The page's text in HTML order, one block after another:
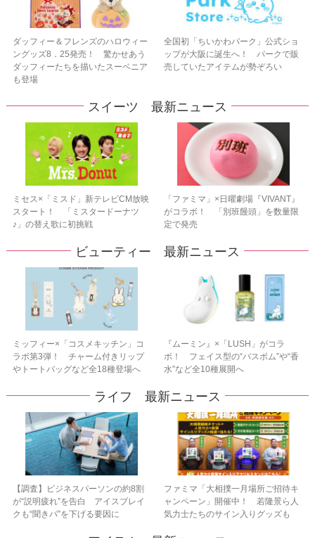
ダッフィー＆フレンズのハロウィー
ングッズ8．25発売！ 驚かせあう
ダッフィーたちを描いたスーベニア
も登場
全国初「ちいかわパーク」公式ショ
ップが大阪に誕生へ！ パークで販
売していたアイテムが勢ぞろい
スイーツ 最新ニュース
ミセス×「ミスド」新テレビCM放映
スタート！ 「ミスタードーナツ
♪」の替え歌に初挑戦
「ファミマ」×日曜劇場『VIVANT』
がコラボ！ 「別班饅頭」を数量限
定で発売
ビューティー 最新ニュース
ミッフィー×「コスメキッチン」コ
ラボ第3弾！ チャーム付きリップ
やトートバッグなど全18種登場へ
『ムーミン』×「LUSH」がコラ
ボ！ フェイス型の“バスボム”や“香
水”など全10種展開へ
ライフ 最新ニュース
【調査】ビジネスパーソンの約8割
が“説明疲れ”を告白 アイスブレイ
クも“聞きパ”を下げる要因に
ファミマ「大相撲一月場所ご招待キ
ャンペーン」開催中！ 若隆景ら人
気力士たちのサイン入りグッズも